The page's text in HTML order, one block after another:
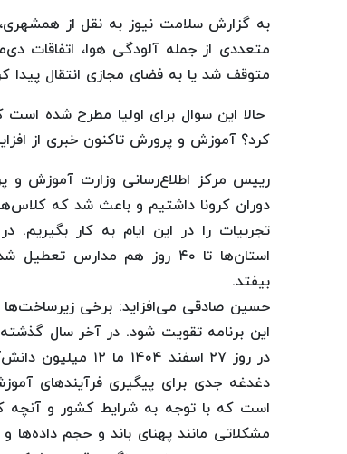
متعددی از جمله آلودگی هوا، اتفاقات
متوقف شد یا به فضای مجازی انتقال پیدا
حالا این سوال برای اولیا مطرح شده
کرد؟ آموزش و پرورش تاکنون خبری از
رییس مرکز اطلاع‌رسانی وزارت آموزش و
دوران کرونا داشتیم و باعث شد که
تجربیات را در این ایام به کار
استان‌ها تا ۴۰ روز هم
بیفتد.
حسین صادقی می‌افزاید: برخی
در روز ۲۷ اسفند
دغدغه جدی برای پیگیری فرآیندهای
است که با توجه به شرایط کشور و آنچه
مشکلاتی مانند پهنای باند و حجم